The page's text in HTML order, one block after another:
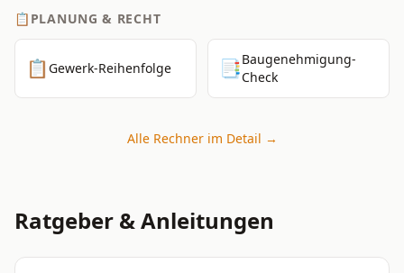
📋 PLANUNG & RECHT
📋 Gewerk-Reihenfolge 📑Baugenehmigung-
Check
Alle Rechner im Detail →
Ratgeber & Anleitungen